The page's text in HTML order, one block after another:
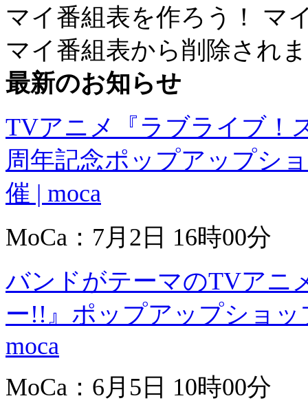
マイ番組表を作ろう！
マ
マイ番組表から削除され
最新のお知らせ
TVアニメ『ラブライブ！
周年記念ポップアップシ
催 | moca
MoCa：7月2日 16時00分
バンドがテーマのTVアニ
ー!!』ポップアップショッ
moca
MoCa：6月5日 10時00分